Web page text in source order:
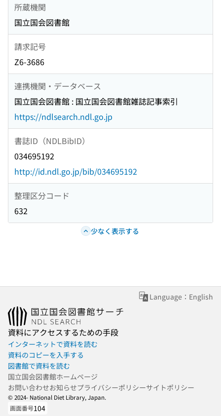
所蔵機関
国立国会図書館
請求記号
Z6-3686
連携機関・データベース
国立国会図書館 : 国立国会図書館雑誌記事索引
https://ndlsearch.ndl.go.jp
書誌ID（NDLBibID）
034695192
http://id.ndl.go.jp/bib/034695192
整理区分コード
632
少なく表示する
Language：English
資料にアクセスするための手段
インターネットで資料を読む
資料のコピーを入手する
図書館で資料を読む
国立国会図書館ホームページ
お問い合わせお知らせプライバシーポリシーサイトポリシー
© 2024- National Diet Library, Japan.
画面番号104